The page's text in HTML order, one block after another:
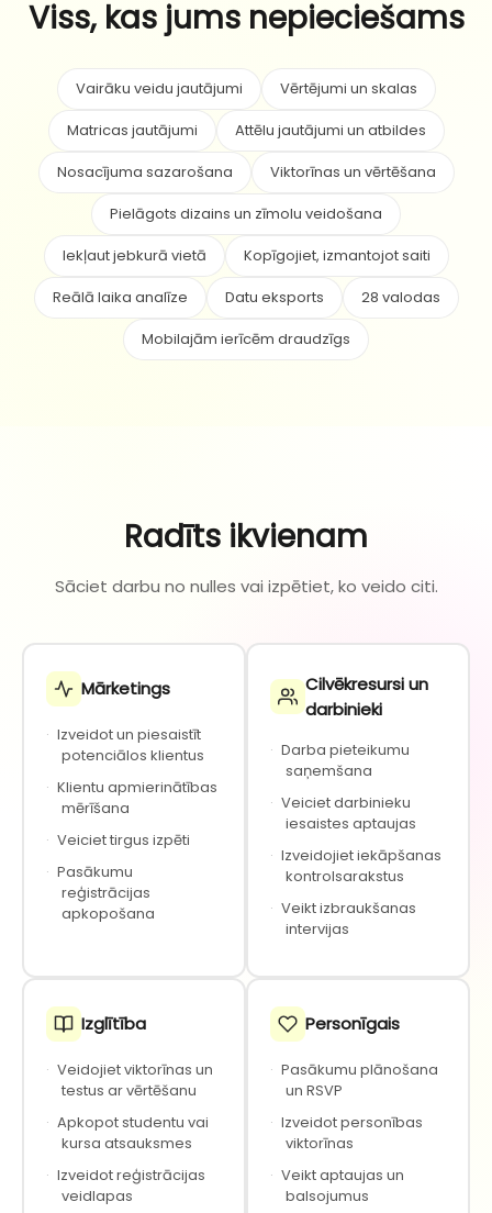
Viss, kas jums nepieciešams
Vairāku veidu jautājumi
Vērtējumi un skalas
Matricas jautājumi
Attēlu jautājumi un atbildes
Nosacījuma sazarošana
Viktorīnas un vērtēšana
Pielāgots dizains un zīmolu veidošana
Iekļaut jebkurā vietā
Kopīgojiet, izmantojot saiti
Reālā laika analīze
Datu eksports
28 valodas
Mobilajām ierīcēm draudzīgs
Radīts ikvienam
Sāciet darbu no nulles vai izpētiet, ko veido citi.
Mārketings
· Izveidot un piesaistīt
potenciālos klientus
· Klientu apmierinātības
mērīšana
· Veiciet tirgus izpēti
· Pasākumu
reģistrācijas
apkopošana
Cilvēkresursi un
darbinieki
· Darba pieteikumu
saņemšana
· Veiciet darbinieku
iesaistes aptaujas
· Izveidojiet iekāpšanas
kontrolsarakstus
· Veikt izbraukšanas
intervijas
Izglītība
· Veidojiet viktorīnas un
testus ar vērtēšanu
· Apkopot studentu vai
kursa atsauksmes
· Izveidot reģistrācijas
veidlapas
Personīgais
· Pasākumu plānošana
un RSVP
· Izveidot personības
viktorīnas
· Veikt aptaujas un
balsojumus